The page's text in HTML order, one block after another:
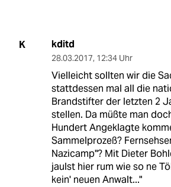
K kditd
28.03.2017, 12:34 Uhr
Vielleicht sollten wir die
stattdessen mal all die
Brandstifter der letzten 2
stellen. Da müßte man
Hundert Angeklagte
Sammelprozeß?
Nazicamp"? Mit Dieter
jaulst hier rum wie so ne
kein' neuen Anwalt..."